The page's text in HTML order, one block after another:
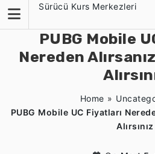
content
Sürücü Kurs Merkezleri
PUBG Mobile
Nereden
Home »
PUBG Mobile UC Fiyatları
Alırsınız